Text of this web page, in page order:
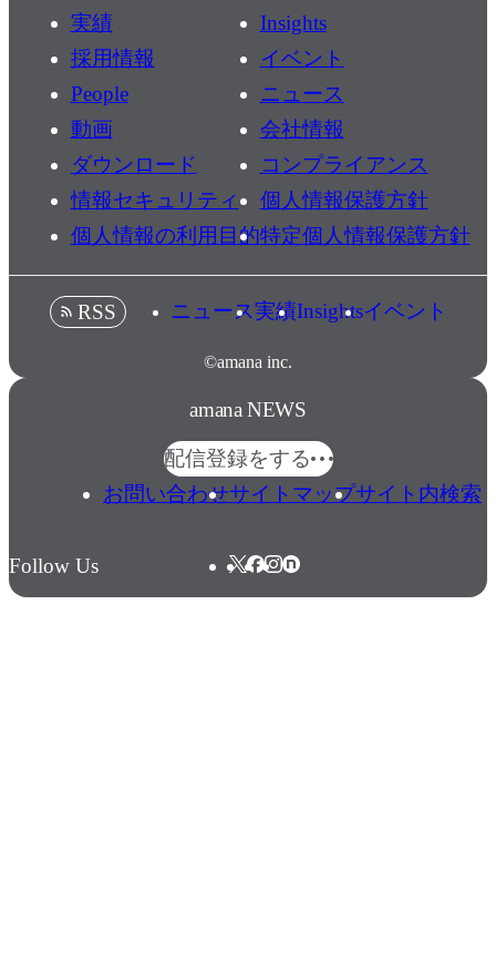
実績
Insights
採用情報
イベント
People
ニュース
動画
会社情報
ダウンロード
コンプライアンス
情報セキュリティ
個人情報保護方針
個人情報の利用目的特定個人情報保護方針
©amana inc.
RSS ニュース実績Insightsイベント
amana NEWS
配信登録をする
お問い合わせサイトマップサイト内検索
Follow Us